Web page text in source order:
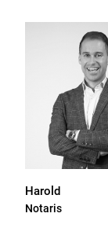
Harold
Notaris